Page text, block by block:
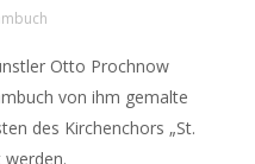
Otto Prochnow
von ihm gemalte
des Kirchenchors „St.
werden.